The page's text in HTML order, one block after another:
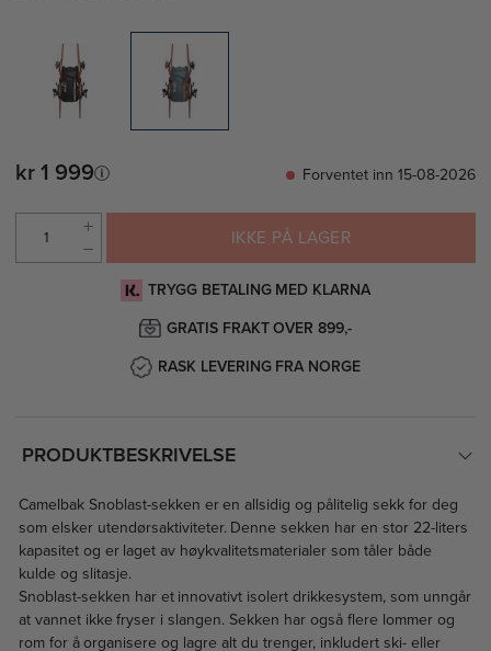
kr 1 999 Forventet inn 15-08-2026
IKKE PÅ LAGER
TRYGG BETALING MED KLARNA
GRATIS FRAKT OVER 899,-
RASK LEVERING FRA NORGE
PRODUKTBESKRIVELSE
Camelbak Snoblast-sekken er en allsidig og pålitelig sekk for deg
som elsker utendørsaktiviteter. Denne sekken har en stor 22-liters
kapasitet og er laget av høykvalitetsmaterialer som tåler både
kulde og slitasje.
Snoblast-sekken har et innovativt isolert drikkesystem, som unngår
at vannet ikke fryser i slangen. Sekken har også flere lommer og
rom for å organisere og lagre alt du trenger, inkludert ski- eller